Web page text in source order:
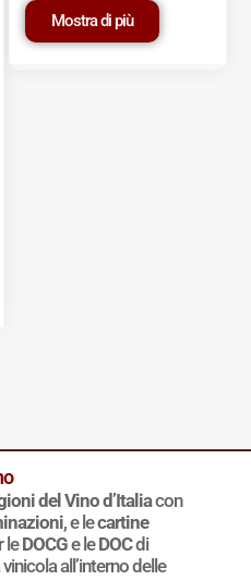
Mostra di più
reserved. | ® Quattrocalici
03921390245
| Cookie Policy|
Preferenze
del Vino d’Italiacon
, e lecartine
leDOCGe leDOCdi
all’interno delle